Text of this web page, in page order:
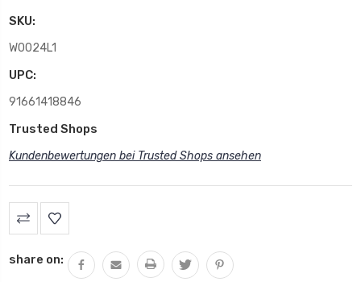
SKU:
W0024L1
UPC:
91661418846
Trusted Shops
Kundenbewertungen bei Trusted Shops ansehen
share on: